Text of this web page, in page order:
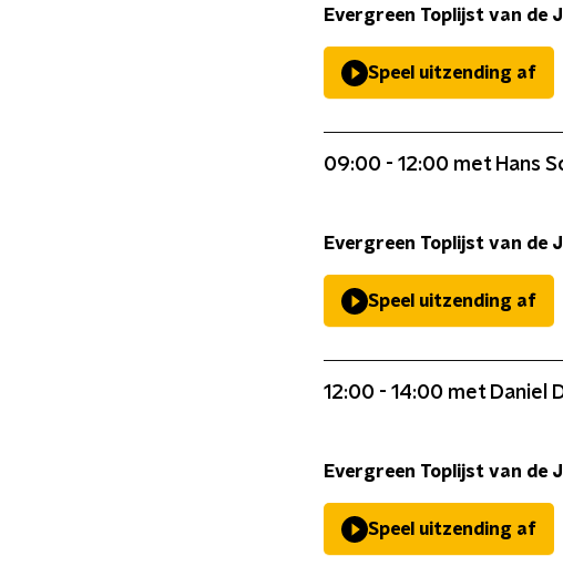
Evergreen Toplijst van de
Speel uitzending af
09:00 - 12:00 met Hans
Evergreen Toplijst van de
Speel uitzending af
12:00 - 14:00 met Daniel
Evergreen Toplijst van de
Speel uitzending af